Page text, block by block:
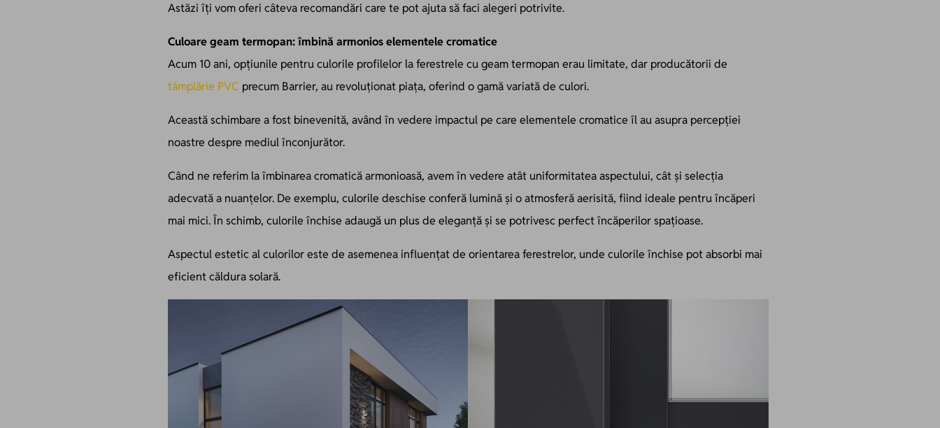
Astăzi îți vom oferi câteva recomandări care te pot ajuta să faci alegeri potrivite.
Culoare geam termopan: îmbină armonios elementele cromatice
Acum 10 ani, opțiunile pentru culorile profilelor la ferestrele cu geam termopan erau limitate, dar producătorii de
tâmplărie PVC precum Barrier, au revoluționat piața, oferind o gamă variată de culori.
Această schimbare a fost binevenită, având în vedere impactul pe care elementele cromatice îl au asupra percepției
noastre despre mediul înconjurător.
Când ne referim la îmbinarea cromatică armonioasă, avem în vedere atât uniformitatea aspectului, cât și selecția
adecvată a nuanțelor. De exemplu, culorile deschise conferă lumină și o atmosferă aerisită, fiind ideale pentru încăperi
mai mici. În schimb, culorile închise adaugă un plus de eleganță și se potrivesc perfect încăperilor spațioase.
Aspectul estetic al culorilor este de asemenea influențat de orientarea ferestrelor, unde culorile închise pot absorbi mai
eficient căldura solară.